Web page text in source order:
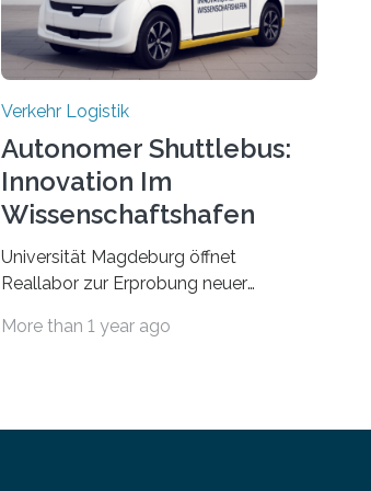
Verkehr Logistik
Autonomer Shuttlebus:
Innovation Im
Wissenschaftshafen
Universität Magdeburg öffnet
Reallabor zur Erprobung neuer
Guericke-Universität Magdeburg
More than 1 year ago